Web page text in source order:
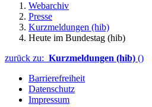
Webarchiv
Presse
Kurzmeldungen (hib)
Heute im Bundestag (hib)
zurück zu: Kurzmeldungen (hib) ()
Barrierefreiheit
Datenschutz
Impressum